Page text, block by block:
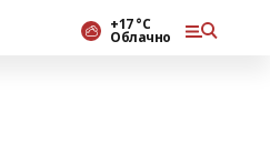
+17 °С
Облачно